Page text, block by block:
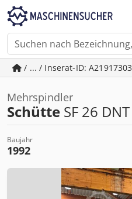
/ ... / Inserat-ID: A21917303
Mehrspindler
Schütte SF 26 DNT
Baujahr
1992